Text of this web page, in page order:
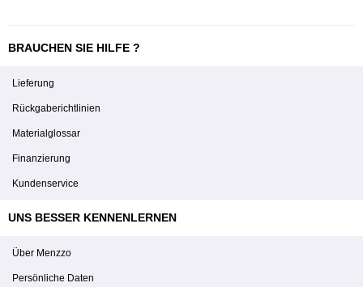
BRAUCHEN SIE HILFE ?
Lieferung
Rückgaberichtlinien
Materialglossar
Finanzierung
Kundenservice
UNS BESSER KENNENLERNEN
Über Menzzo
Persönliche Daten